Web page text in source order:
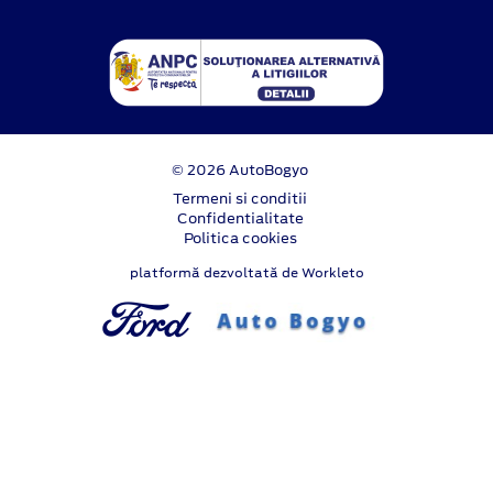
© 2026 AutoBogyo
Termeni si conditii
Confidentialitate
Politica cookies
platformă dezvoltată de Workleto